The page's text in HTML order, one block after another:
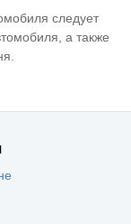
следует
а также